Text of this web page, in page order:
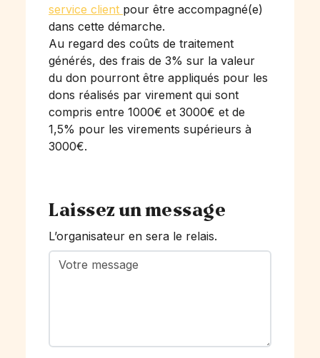
service client pour être accompagné(e)
dans cette démarche.
Au regard des coûts de traitement
générés, des frais de 3% sur la valeur
du don pourront être appliqués pour les
dons réalisés par virement qui sont
compris entre 1000€ et 3000€ et de
1,5% pour les virements supérieurs à
3000€.
Laissez un message
L’organisateur en sera le relais.